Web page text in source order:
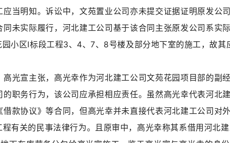
当明知。诉讼中，文苑置业公司亦未提交证据证明原发公
未实际履行，河北建工公司基于该合同主张原发公司系实
小区I标段工程3、4、7、8号楼及部分地下室的施工，故其
光宣主张，高光幸作为河北建工公司文苑花园项目部的副
职务行为，该公司应承担相应责任。虽然高光幸代表河北
款协议》等合同，但高光幸并未直接代表河北建工公司对
有关的民事法律行为。且原审中，高光幸称其系借用河北